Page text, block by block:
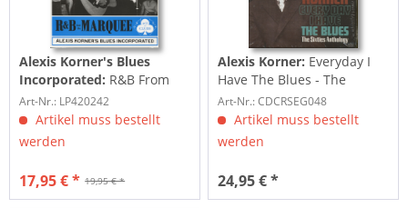
Alexis Korner's Blues
Incorporated: R&B From
The Marquee (LP)
Art-Nr.: LP420242
Artikel muss bestellt
werden
19,95 € *
17,95 € *
Alexis Korner: Everyday I
Have The Blues - The
Sixties...
Art-Nr.: CDCRSEG048
Artikel muss bestellt
werden
24,95 € *